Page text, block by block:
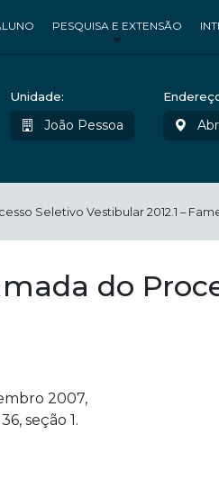
PESQUISA E EXTENSÃO
Unidade:
João Pessoa
Seletivo Vestibular 2012.1 –
do
2007,
seção 1.